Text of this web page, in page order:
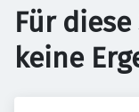
Für
keine